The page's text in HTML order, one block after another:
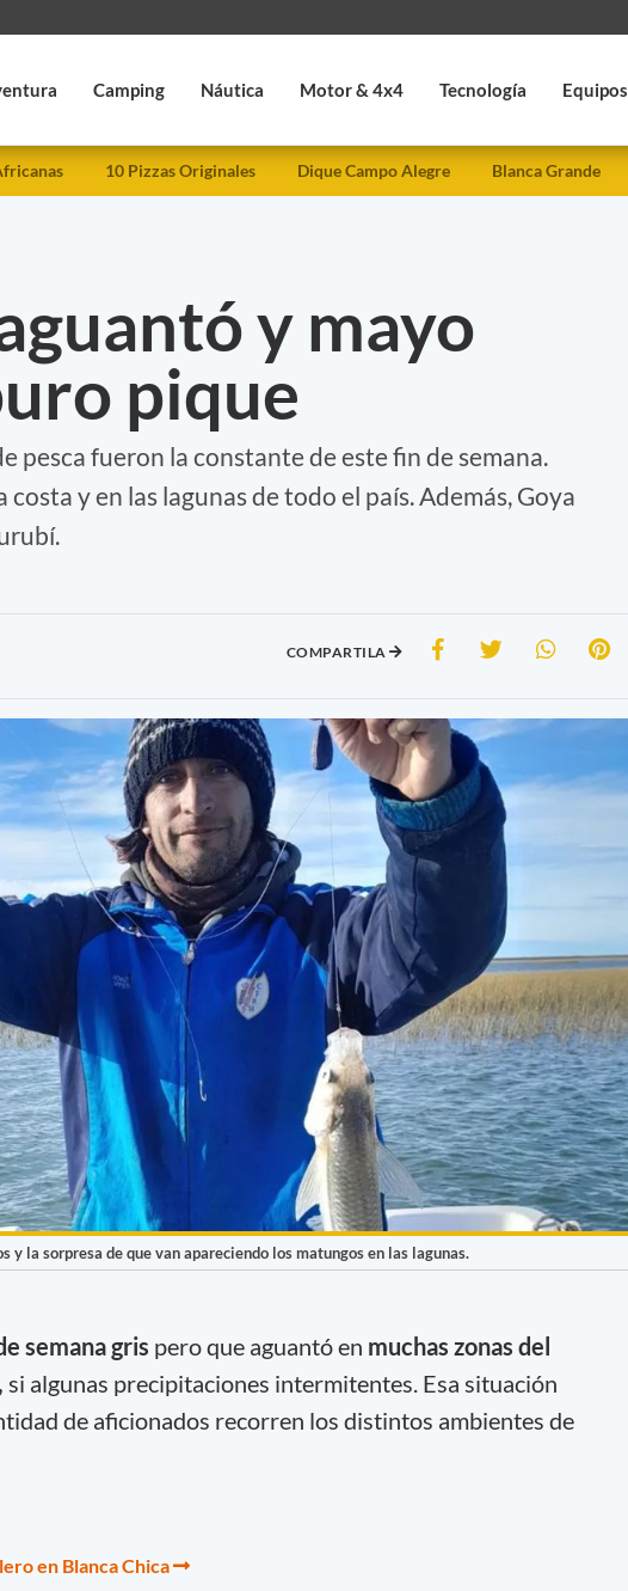
Camping Náutica Motor & 4x4 Tecnología Equipos
10 Pizzas Originales Dique Campo Alegre Blanca Grande
y mayo
pique
pesca fueron la constante de este fin de semana.
y en las lagunas de todo el país. Además, Goya
COMPARTILA
y la sorpresa de que van apareciendo los matungos en las lagunas.
semana gris pero que aguantó en muchas zonas del
si algunas precipitaciones intermitentes. Esa situación
de aficionados recorren los distintos ambientes de
en Blanca Chica